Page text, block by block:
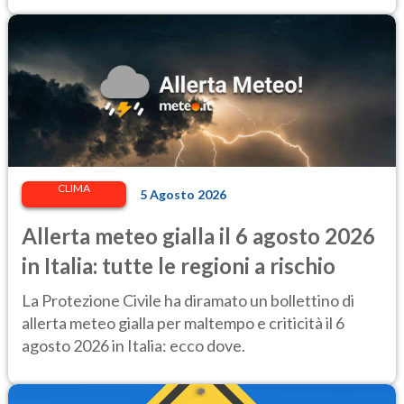
CLIMA 5 Agosto 2026
Allerta meteo gialla il 6 agosto 2026
in Italia: tutte le regioni a rischio
La Protezione Civile ha diramato un bollettino di
allerta meteo gialla per maltempo e criticità il 6
agosto 2026 in Italia: ecco dove.